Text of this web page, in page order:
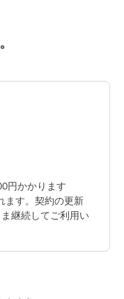
円かかります
ます。契約の更新
継続してご利用い